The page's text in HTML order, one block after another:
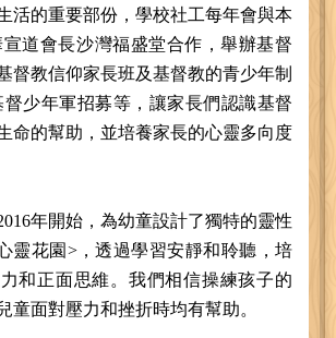
活的重要部份，學校社工每年會與本
道會長沙灣福盛堂合作，舉辦基督
督教信仰家長班及基督教的青少年制
督少年軍招募等，讓家長們認識基督
命的幫助，並培養家長的心靈多向度
年開始，為幼童設計了獨特的靈性
靈花園>，透過學習安靜和聆聽，培
和正面思維。我們相信操練孩子的
童面對壓力和挫折時均有幫助。